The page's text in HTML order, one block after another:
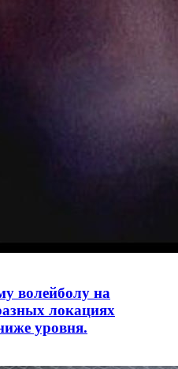
волейболу на
локациях
уровня.